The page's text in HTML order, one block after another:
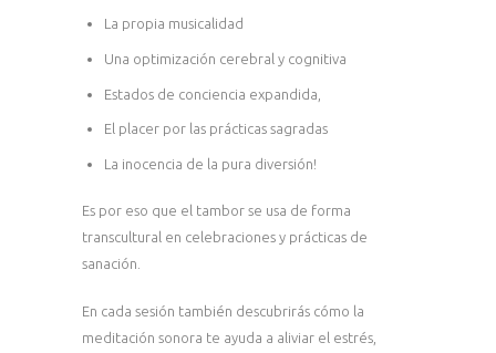
La propia musicalidad
Una optimización cerebral y cognitiva
Estados de conciencia expandida,
El placer por las prácticas sagradas
La inocencia de la pura diversión!
Es por eso que el tambor se usa de forma
transcultural en celebraciones y prácticas de
sanación.
En cada sesión también descubrirás cómo la
meditación sonora te ayuda a aliviar el estrés,